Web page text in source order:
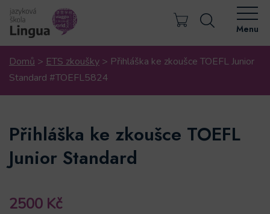
Menu
Domů > ETS zkoušky > Přihláška ke zkoušce TOEFL Junior
Standard #TOEFL5824
Přihláška ke zkoušce TOEFL
Junior Standard
2500 Kč